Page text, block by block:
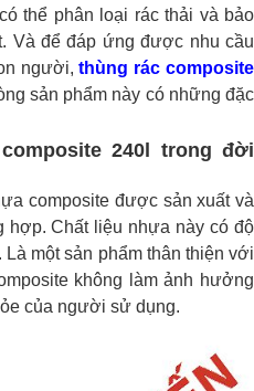
thể phân loại rác thải và bảo
Và để đáp ứng được nhu cầu
người,thùng rác composite
sản phẩm này có những đặc
240l trong đời
composite được sản xuất và
hợp. Chất liệu nhựa này có độ
một sản phẩm thân thiện với
không làm ảnh hưởng
của người sử dụng.